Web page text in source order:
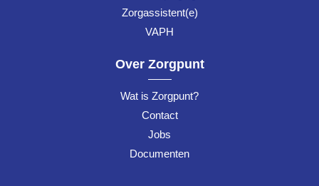
Zorgassistent(e)
VAPH
Over Zorgpunt
Wat is Zorgpunt?
Contact
Jobs
Documenten